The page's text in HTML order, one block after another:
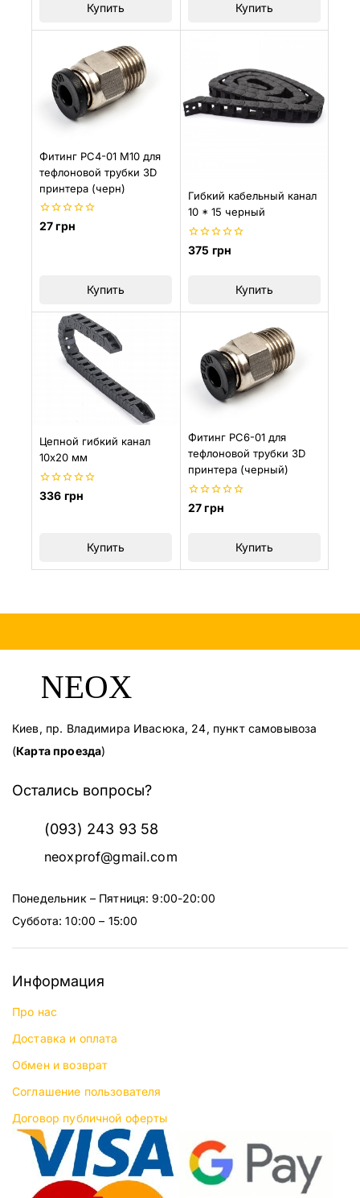
Купить Купить
Фитинг PC4-01 M10 для
тефлоновой трубки 3D
принтера (черн)
0
27грн
Купить
Гибкий кабельный канал
10 * 15 черный
0
375 грн
Купить
Цепной гибкий канал
10х20 мм
0
из
336 грн
Купить
Фитинг PC6-01 для
тефлоновой трубки 3D
принтера (черный)
0
27грн
Купить
Киев, пр. Владимира Ивасюка, 24, пункт самовывоза
(Карта проезда)
Остались вопросы?
(093) 243 93 58
neoxprof@gmail.com
Понедельник – Пятниця: 9:00-20:00
Суббота: 10:00 – 15:00
Информация
Про нас
Доставка и оплата
Обмен и возврат
Соглашение пользователя
Договор публичной оферты